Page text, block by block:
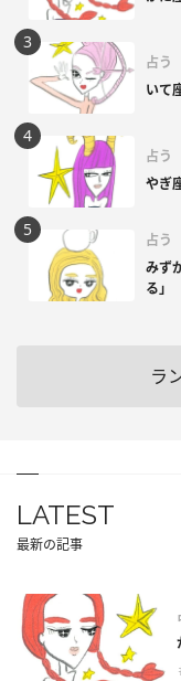
占う
いて
占う
やぎ
占う
みず
る」
ラ
LATEST
最新の記事